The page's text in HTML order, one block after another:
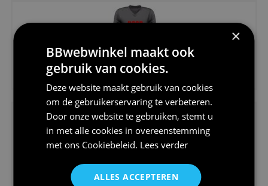
€24,95
I love korfbal t-shirt sport s...
×
BBwebwinkel maakt ook
gebruik van cookies.
Deze website maakt gebruik van cookies
om de gebruikerservaring te verbeteren.
Door onze website te gebruiken, stemt u
in met alle cookies in overeenstemming
met ons Cookiebeleid. Lees verder
ALLES ACCEPTEREN